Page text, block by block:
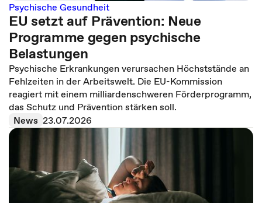
Psychische Gesundheit
EU setzt auf Prävention: Neue
Programme gegen psychische
Belastungen
Psychische Erkrankungen verursachen Höchststände an
Fehlzeiten in der Arbeitswelt. Die EU-Kommission
reagiert mit einem milliardenschweren Förderprogramm,
das Schutz und Prävention stärken soll.
News 23.07.2026